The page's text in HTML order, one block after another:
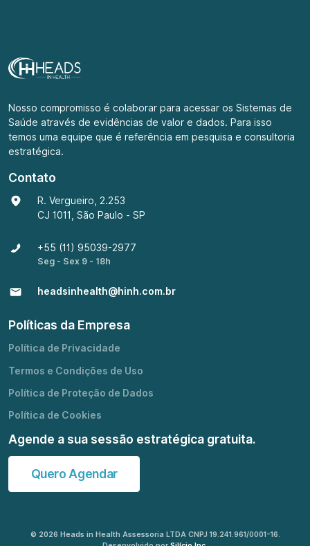
Nosso compromisso é colaborar para acessar os Sistemas de
Saúde através de evidências de valor e dados. Para isso
temos uma equipe que é referência em pesquisa e consultoria
estratégica.
Contato
R. Vergueiro, 2.253
CJ 1011, São Paulo - SP
+55 (11) 95039-2977
Seg - Sex 9 - 18h
headsinhealth@hinh.com.br
Políticas da Empresa
Política de Privacidade
Termos e Condições de Uso
Política de Proteção de Dados
Política de Cookies
Agende a sua sessão estratégica gratuita.
Quero Agendar
© 2026 Heads in Health Assessoria LTDA CNPJ 19.241.961/0001-16.